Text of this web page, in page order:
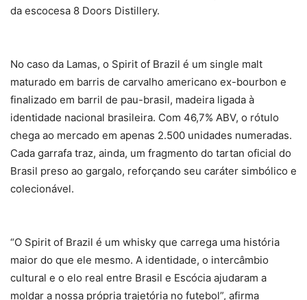
da escocesa 8 Doors Distillery.
No caso da Lamas, o Spirit of Brazil é um single malt
maturado em barris de carvalho americano ex-bourbon e
finalizado em barril de pau-brasil, madeira ligada à
identidade nacional brasileira. Com 46,7% ABV, o rótulo
chega ao mercado em apenas 2.500 unidades numeradas.
Cada garrafa traz, ainda, um fragmento do tartan oficial do
Brasil preso ao gargalo, reforçando seu caráter simbólico e
colecionável.
“O Spirit of Brazil é um whisky que carrega uma história
maior do que ele mesmo. A identidade, o intercâmbio
cultural e o elo real entre Brasil e Escócia ajudaram a
moldar a nossa própria trajetória no futebol”, afirma